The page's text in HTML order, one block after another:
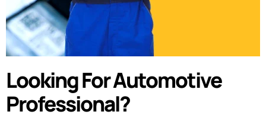
Looking For Automotive
Professional?